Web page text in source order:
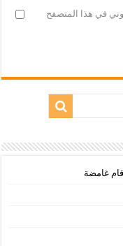
في هذا المتصفح
غامضة